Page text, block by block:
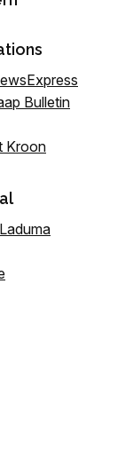
Bulletin
Kroon